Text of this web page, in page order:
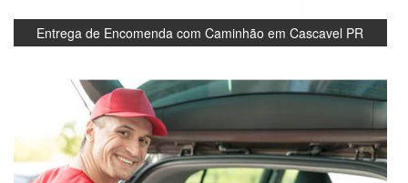
Entrega de Encomenda com Caminhão em Cascavel PR